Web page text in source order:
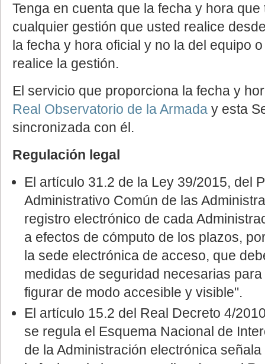
Tenga en cuenta que la fecha y hora
cualquier gestión que usted realice
la fecha y hora oficial y no la del equipo
realice la gestión.
El servicio que proporciona la fecha y
Real Observatorio de la Armada y esta
sincronizada con él.
Regulación legal
El artículo 31.2 de la Ley 39/2015, del
Administrativo Común de las
registro electrónico de cada
a efectos de cómputo de los plazos,
la sede electrónica de acceso, que
medidas de seguridad necesarias
figurar de modo accesible y visible".
El artículo 15.2 del Real Decreto 4/
se regula el Esquema Nacional de
de la Administración electrónica